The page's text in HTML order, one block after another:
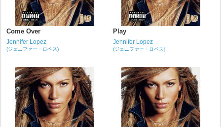
Come Over
Jennifer Lopez
(ジェニファー・ロペス)
Play
Jennifer Lopez
(ジェニファー・ロペス)